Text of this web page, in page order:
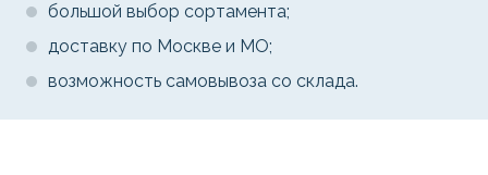
большой выбор сортамента;
доставку по Москве и МО;
возможность самовывоза со склада.